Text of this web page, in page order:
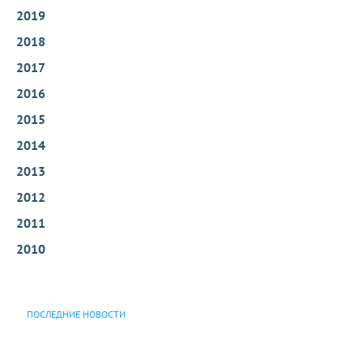
2019
2018
2017
2016
2015
2014
2013
2012
2011
2010
ПОСЛЕДНИЕ НОВОСТИ